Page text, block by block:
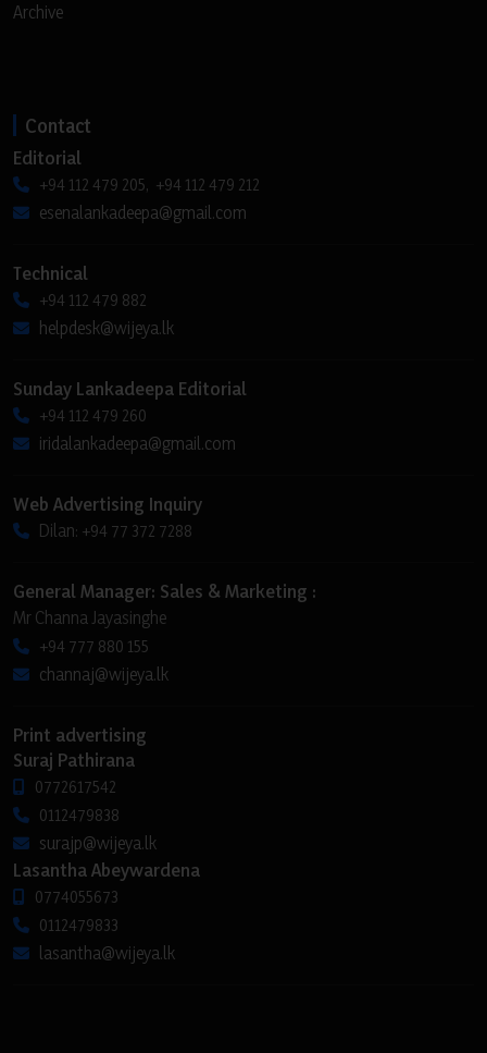
Archive
Contact
Editorial
+94 112 479 205, +94 112 479 212
esenalankadeepa@gmail.com
Technical
+94 112 479 882
helpdesk@wijeya.lk
Sunday Lankadeepa Editorial
+94 112 479 260
iridalankadeepa@gmail.com
Web Advertising Inquiry
Dilan: +94 77 372 7288
General Manager: Sales & Marketing :
Mr Channa Jayasinghe
+94 777 880 155
channaj@wijeya.lk
Print advertising
Suraj Pathirana
0772617542
0112479838
surajp@wijeya.lk
Lasantha Abeywardena
0774055673
0112479833
lasantha@wijeya.lk